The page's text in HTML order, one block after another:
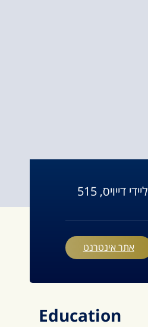
ליידי דייויס, 515
אתר אינטרנט
Education